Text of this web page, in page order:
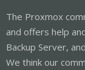
The Proxmox
and offers help
Backup Server,
We think our